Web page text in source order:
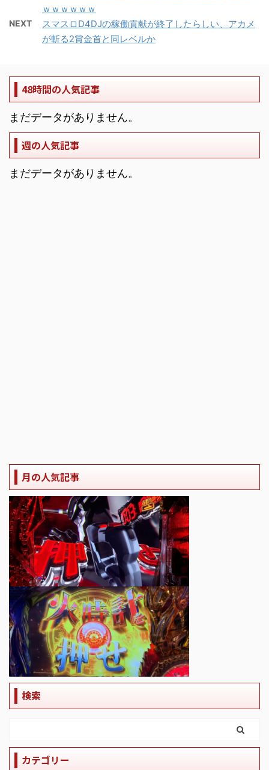
ｗｗｗｗｗｗ
NEXT
スマスロD4DJの稼働貢献が終了したらしい、アカメ
が斬る2賞金首と同レベルか
48時間の人気記事
まだデータがありません。
週の人気記事
まだデータがありません。
月の人気記事
検索
カテゴリー